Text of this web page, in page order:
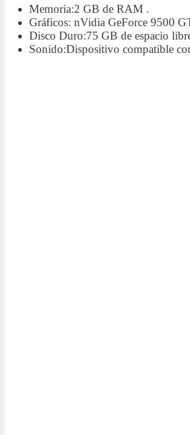
Memoria:2 GB de RAM .
Gráficos: nVidia GeForce 9500
Disco Duro:75 GB de espacio
Sonido:Dispositivo compatible